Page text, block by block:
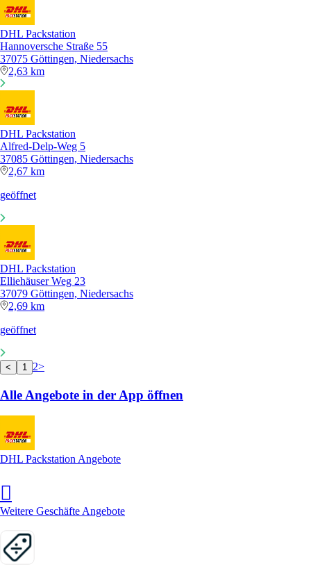
DHL Packstation
Hannoversche Straße 55
37075 Göttingen, Niedersachs
2,63 km
DHL Packstation
Alfred-Delp-Weg 5
37085 Göttingen, Niedersachs
2,67 km
geöffnet
DHL Packstation
Elliehäuser Weg 23
37079 Göttingen, Niedersachs
2,69 km
geöffnet
< 1 2>
Alle Angebote in der App öffnen
DHL Packstation Angebote
Weitere Geschäfte Angebote